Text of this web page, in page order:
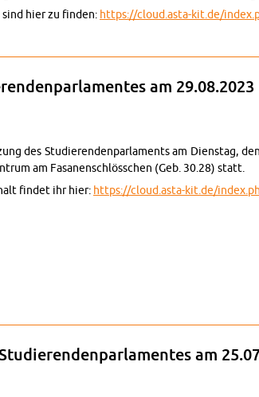
hier zu fin­den: https://​cloud.​asta-​kit.​de/​
am 29.08.2023
des Stu­die­ren­den­par­la­ments am Diens­tag,
am Fa­sa­nen­schlöss­chen (Geb. 30.28) statt.
fin­det ihr hier: https://​cloud.​asta-​kit.​de/​
am